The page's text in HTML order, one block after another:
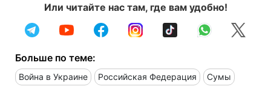
Или читайте нас там, где вам удобно!
Больше по теме:
Война в Украине Российская Федерация Сумы